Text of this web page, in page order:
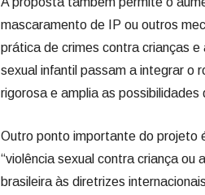
mascaramento de IP ou outros
prática de crimes contra crianças
sexual infantil passam a integrar o
rigorosa e amplia as possibilidades
Outro ponto importante do projeto
“violência sexual contra criança ou
brasileira às diretrizes